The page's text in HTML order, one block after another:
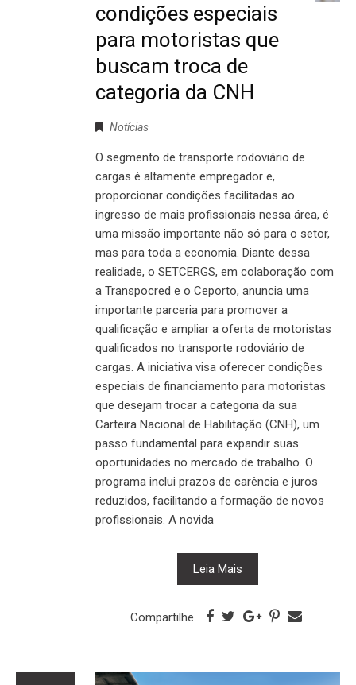
condições especiais
para motoristas que
buscam troca de
categoria da CNH
Notícias
O segmento de transporte rodoviário de
cargas é altamente empregador e,
proporcionar condições facilitadas ao
ingresso de mais profissionais nessa área, é
uma missão importante não só para o setor,
mas para toda a economia. Diante dessa
realidade, o SETCERGS, em colaboração com
a Transpocred e o Ceporto, anuncia uma
importante parceria para promover a
qualificação e ampliar a oferta de motoristas
qualificados no transporte rodoviário de
cargas. A iniciativa visa oferecer condições
especiais de financiamento para motoristas
que desejam trocar a categoria da sua
Carteira Nacional de Habilitação (CNH), um
passo fundamental para expandir suas
oportunidades no mercado de trabalho. O
programa inclui prazos de carência e juros
reduzidos, facilitando a formação de novos
profissionais. A novida
Leia Mais
Compartilhe